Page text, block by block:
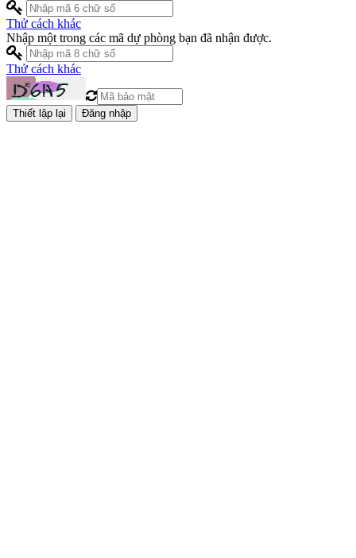
Thử cách khác
Nhập một trong các mã dự phòng bạn đã nhận được.
Thử cách khác
Đăng nhập